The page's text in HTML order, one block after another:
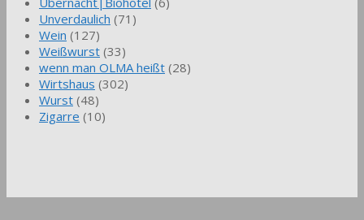
Unverdaulich (71)
Wein (127)
Weißwurst (33)
wenn man OLMA heißt (28)
Wirtshaus (302)
Wurst (48)
Zigarre (10)